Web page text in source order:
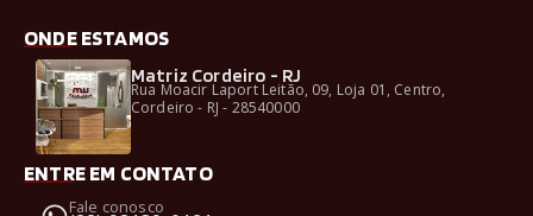
ONDE ESTAMOS
Matriz Cordeiro - RJ
Rua Moacir Laport Leitão, 09, Loja 01, Centro,
Cordeiro - RJ - 28540000
ENTRE EM CONTATO
Fale conosco